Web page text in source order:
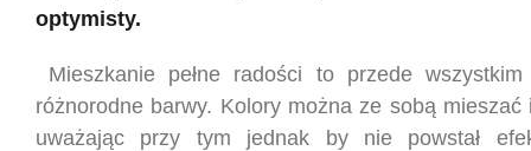
optymisty.
Mieszkanie pełne radości to przede
różnorodne barwy. Kolory można ze sobą mieszać
uważając przy tym jednak by nie powstał